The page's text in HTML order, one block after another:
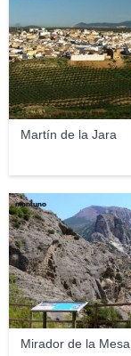
Martín de la Jara
Mirador de la Mesa
montuno